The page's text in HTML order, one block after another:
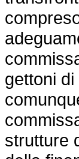
gettoni
strutture